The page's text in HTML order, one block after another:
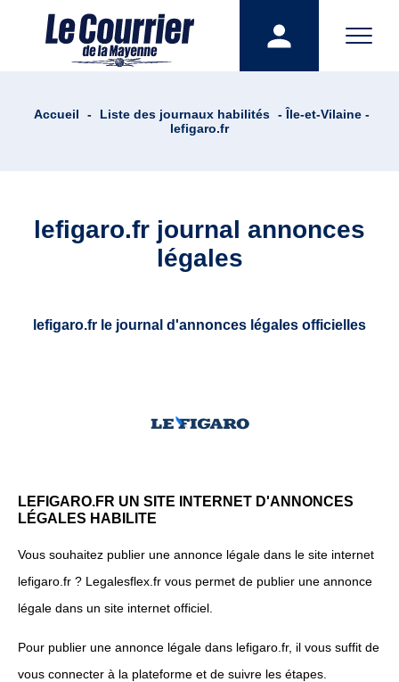
Accueil - Liste des journaux habilités - Île-et-Vilaine -
lefigaro.fr
lefigaro.fr journal annonces
légales
lefigaro.fr le journal d'annonces légales officielles
LEFIGARO.FR UN SITE INTERNET D'ANNONCES
LÉGALES HABILITE
Vous souhaitez publier une annonce légale dans le site internet
lefigaro.fr ? Legalesflex.fr vous permet de publier une annonce
légale dans un site internet officiel.
Pour publier une annonce légale dans lefigaro.fr, il vous suffit de
vous connecter à la plateforme et de suivre les étapes.